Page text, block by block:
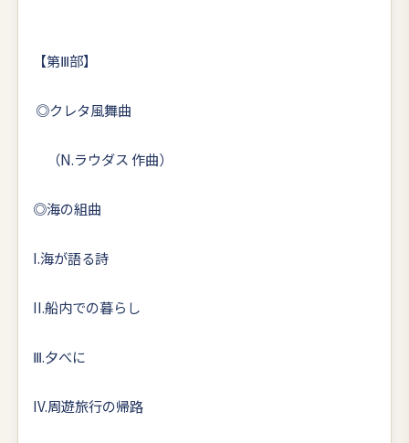
【第Ⅲ部】
◎クレタ風舞曲
（N.ラウダス 作曲）
◎海の組曲
I.海が語る詩
II.船内での暮らし
Ⅲ.夕べに
IV.周遊旅行の帰路